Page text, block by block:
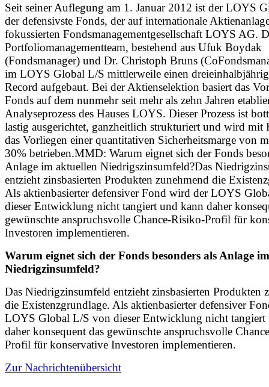
Seit seiner Auflegung am 1. Januar 2012 ist der LOYS
der defensivste Fonds, der auf internationale
fokussierten Fondsmanagementgesellschaft LOYS AG.
Portfoliomanagementteam, bestehend aus Ufuk Boydak
(Fondsmanager) und Dr. Christoph Bruns
im LOYS Global L/S mittlerweile einen
Record aufgebaut. Bei der Aktienselektion basiert das
Fonds auf dem nunmehr seit mehr als zehn Jahren
Analyseprozess des Hauses LOYS. Dieser Prozess ist
lastig ausgerichtet, ganzheitlich strukturiert und wird mit
das Vorliegen einer quantitativen Sicherheitsmarge von
30% betrieben.MMD: Warum eignet sich der Fonds
Anlage im aktuellen Niedrigszinsumfeld?Das
entzieht zinsbasierten Produkten zunehmend die
Als aktienbasierter defensiver Fond wird der LOYS
dieser Entwicklung nicht tangiert und kann daher
gewünschte anspruchsvolle Chance-Risiko-Profil für
Investoren implementieren.
Warum eignet sich der Fonds besonders als Anlage
Niedrigzinsumfeld?
Das Niedrigzinsumfeld entzieht zinsbasierten Produkten
die Existenzgrundlage. Als aktienbasierter defensiver
LOYS Global L/S von dieser Entwicklung nicht tangiert
daher konsequent das gewünschte anspruchsvolle
Profil für konservative Investoren implementieren.
Zur Nachrichtenübersicht